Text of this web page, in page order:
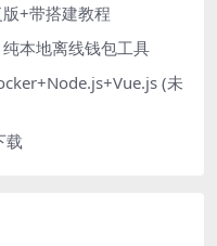
+带搭建教程
本地离线钱包工具
(未
载